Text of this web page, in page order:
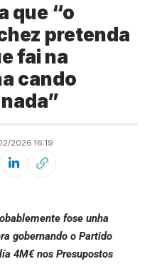
que “o
pretenda
fai na
cando
2026 16:19
fose unha
gobernando o Partido
4M€ nos Presupostos